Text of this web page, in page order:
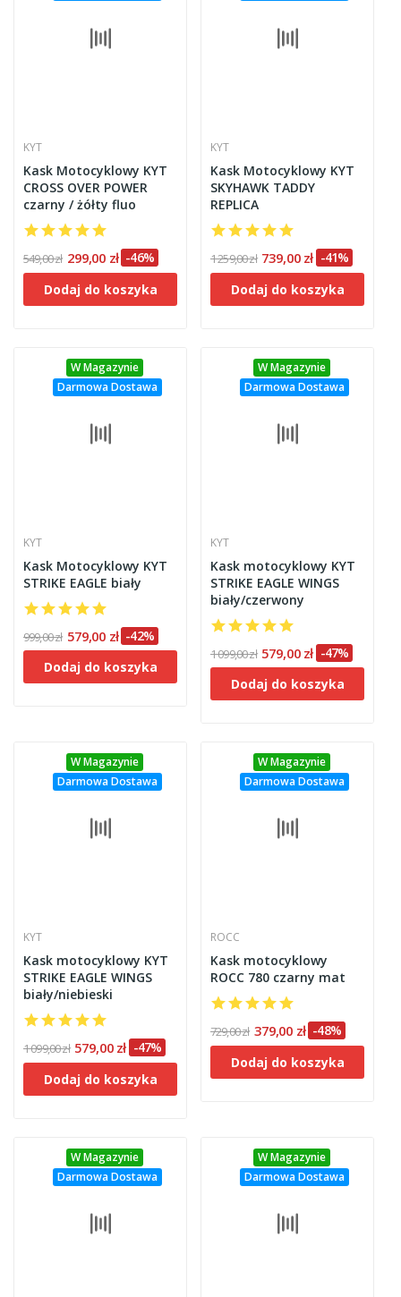
KYT
Kask Motocyklowy KYT
CROSS OVER POWER
czarny / żółty fluo
549,00 zł 299,00 zł -46%
Dodaj do koszyka
KYT
Kask Motocyklowy KYT
SKYHAWK TADDY
REPLICA
1 259,00 zł 739,00 zł -41%
Dodaj do koszyka
W Magazynie
Darmowa Dostawa
KYT
Kask Motocyklowy KYT
STRIKE EAGLE biały
999,00 zł 579,00 zł -42%
Dodaj do koszyka
W Magazynie
Darmowa Dostawa
KYT
Kask motocyklowy KYT
STRIKE EAGLE WINGS
biały/czerwony
1 099,00 zł 579,00 zł -47%
Dodaj do koszyka
W Magazynie
Darmowa Dostawa
KYT
Kask motocyklowy KYT
STRIKE EAGLE WINGS
biały/niebieski
1 099,00 zł 579,00 zł -47%
Dodaj do koszyka
W Magazynie
Darmowa Dostawa
ROCC
Kask motocyklowy
ROCC 780 czarny mat
729,00 zł 379,00 zł -48%
Dodaj do koszyka
W Magazynie
Darmowa Dostawa
W Magazynie
Darmowa Dostawa